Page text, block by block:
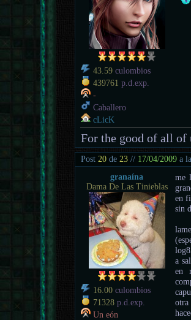
43.59 culombios
439761 p.d.exp.
-
Caballero
cLicK
For the good of all of
Post 20 de 23 // 17/04/2009 a
granaína
Dama De Las Tinieblas
16.00 culombios
71328 p.d.exp.
Un eón
me
en
sin
a
en
otra